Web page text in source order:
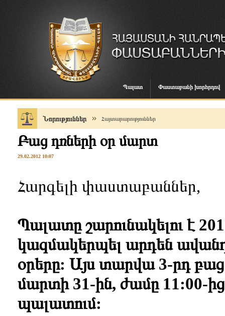
Պալատ Փաստաբանի խորհրդով
Նորություններ Հայտարարություններ
Բաց դռների օր մարտ
29.02.2012 10:07
Հարգելի փաստաբաններ,
Պալատը շարունակելու է
կազմակերպել արդեն
օրերը: Այս տարվա 3-րդ բաց
մարտի 31-ին, ժամը 11:00-
պալատում: